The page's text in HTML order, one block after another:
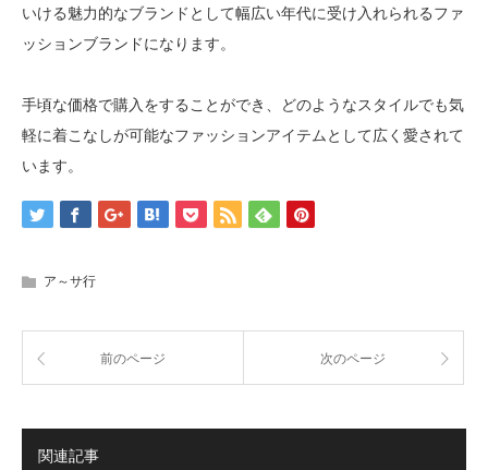
いける魅力的なブランドとして幅広い年代に受け入れられるファ
ッションブランドになります。
手頃な価格で購入をすることができ、どのようなスタイルでも気
軽に着こなしが可能なファッションアイテムとして広く愛されて
います。
ア～サ行
前のページ 次のページ
関連記事